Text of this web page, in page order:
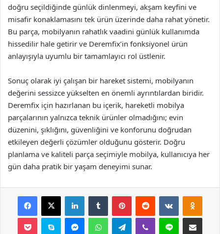
doğru seçildiğinde günlük dinlenmeyi, akşam keyfini ve
misafir konaklamasını tek ürün üzerinde daha rahat yönetir.
Bu parça, mobilyanın rahatlık vaadini günlük kullanımda
hissedilir hale getirir ve Deremfix’in fonksiyonel ürün
anlayışıyla uyumlu bir tamamlayıcı rol üstlenir.
Sonuç olarak iyi çalışan bir hareket sistemi, mobilyanın
değerini sessizce yükselten en önemli ayrıntılardan biridir.
Deremfix için hazırlanan bu içerik, hareketli mobilya
parçalarının yalnızca teknik ürünler olmadığını; evin
düzenini, şıklığını, güvenliğini ve konforunu doğrudan
etkileyen değerli çözümler olduğunu gösterir. Doğru
planlama ve kaliteli parça seçimiyle mobilya, kullanıcıya her
gün daha pratik bir yaşam deneyimi sunar.
Facebook
X LinkedInTumblr PinterestReddit VKontakte
Pocket Skype MessengerWhatsAppTelegramViber Line E-Posta ile